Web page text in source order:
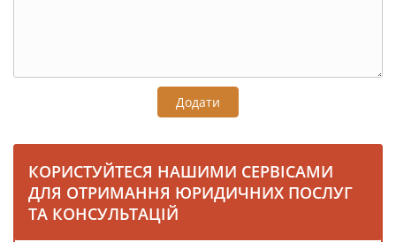
Додати
КОРИСТУЙТЕСЯ НАШИМИ СЕРВІСАМИ
ДЛЯ ОТРИМАННЯ ЮРИДИЧНИХ ПОСЛУГ
ТА КОНСУЛЬТАЦІЙ